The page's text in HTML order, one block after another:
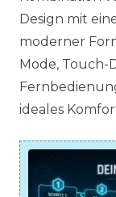
Design mit
moderner
Mode,
ideales